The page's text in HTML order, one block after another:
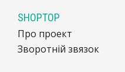
SHOPTOP
Про проект
Зворотній звязок